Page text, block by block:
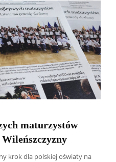
maturzystów
krok dla polskiej oświaty na